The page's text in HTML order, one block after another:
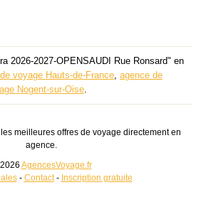
2026-2027-OPENSAUDI Rue Ronsard" en
voyage Hauts-de-France, agence de
Nogent-sur-Oise.
meilleures offres de voyage directement en
agence.
AgencesVoyage.fr
- Contact- Inscription gratuite